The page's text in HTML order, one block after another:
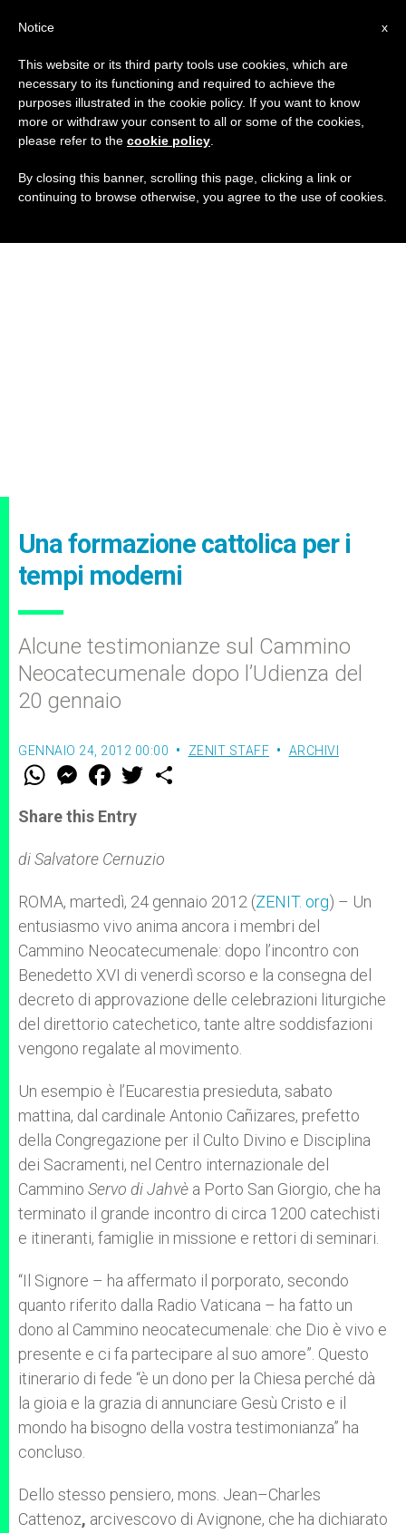
Una formazione cattolica per i
tempi moderni
Alcune testimonianze sul Cammino
Neocatecumenale dopo l’Udienza del
20 gennaio
GENNAIO 24, 2012 00:00 ZENIT STAFF ARCHIVI
W
t
s
p
p
M
e
s
e
g
e
F
a
e
b
o
k
w
r
Share this Entry
di Salvatore Cernuzio
ROMA, martedì, 24 gennaio 2012 (ZENIT. org) – Un
entusiasmo vivo anima ancora i membri del
Cammino Neocatecumenale: dopo l’incontro con
Benedetto XVI di venerdì scorso e la consegna del
decreto di approvazione delle celebrazioni liturgiche
del direttorio catechetico, tante altre soddisfazioni
vengono regalate al movimento.
Un esempio è l’Eucarestia presieduta, sabato
mattina, dal cardinale Antonio Cañizares, prefetto
della Congregazione per il Culto Divino e Disciplina
dei Sacramenti, nel Centro internazionale del
Cammino Servo di Jahvè a Porto San Giorgio, che ha
terminato il grande incontro di circa 1200 catechisti
e itineranti, famiglie in missione e rettori di seminari.
“Il Signore – ha affermato il porporato, secondo
quanto riferito dalla Radio Vaticana – ha fatto un
dono al Cammino neocatecumenale: che Dio è vivo e
presente e ci fa partecipare al suo amore”. Questo
itinerario di fede “è un dono per la Chiesa perché dà
la gioia e la grazia di annunciare Gesù Cristo e il
mondo ha bisogno della vostra testimonianza” ha
concluso.
Dello stesso pensiero, mons. Jean–Charles
Cattenoz, arcivescovo di Avignone, che ha dichiarato
x
Notice
This website or its third party tools use cookies, which are
necessary to its functioning and required to achieve the
purposes illustrated in the cookie policy. If you want to know
more or withdraw your consent to all or some of the cookies,
please refer to the cookie policy
By closing this banner, scrolling this page, clicking a link or
continuing to browse otherwise, you agree to the use of cookies.